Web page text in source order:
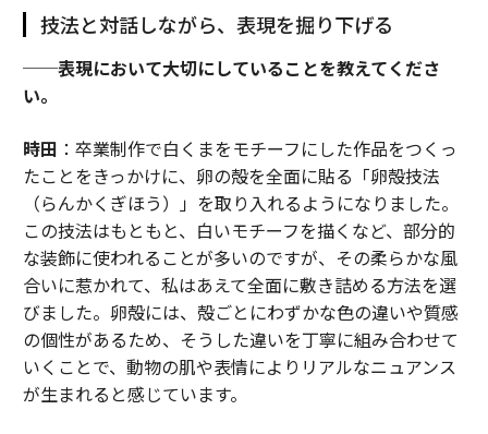
技法と対話しながら、表現を掘り下げる
──表現において大切にしていることを教えてくださ
い。
時田 ：卒業制作で白くまをモチーフにした作品をつくっ
たことをきっかけに、卵の殻を全面に貼る「卵殻技法
（らんかくぎほう）」を取り入れるようになりました。
この技法はもともと、白いモチーフを描くなど、部分的
な装飾に使われることが多いのですが、その柔らかな風
合いに惹かれて、私はあえて全面に敷き詰める方法を選
びました。卵殻には、殻ごとにわずかな色の違いや質感
の個性があるため、そうした違いを丁寧に組み合わせて
いくことで、動物の肌や表情によりリアルなニュアンス
が生まれると感じています。